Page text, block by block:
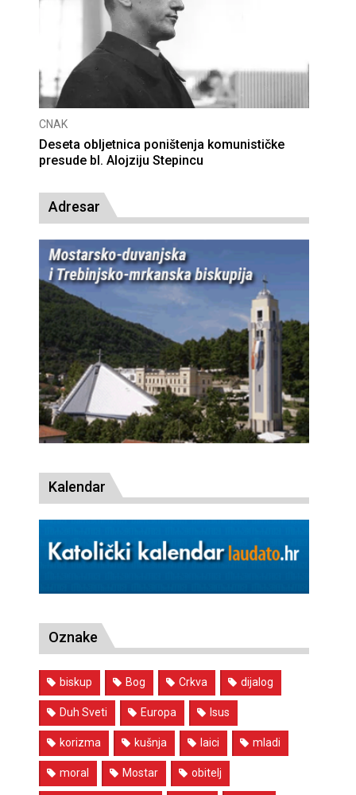
CNAK
Deseta obljetnica poništenja komunističke
presude bl. Alojziju Stepincu
Adresar
Kalendar
Oznake
biskup Bog Crkva dijalog
Duh Sveti Europa Isus
korizma kušnja laici mladi
moral Mostar obitelj